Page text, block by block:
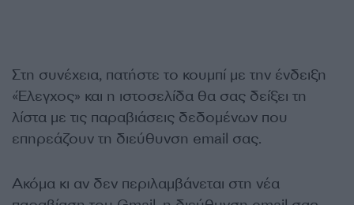
Στη συνέχεια, πατήστε το κουμπί με την ένδειξη
«Έλεγχος» και η ιστοσελίδα θα σας δείξει τη
λίστα με τις παραβιάσεις δεδομένων που
επηρεάζουν τη διεύθυνση email σας.
Ακόμα κι αν δεν περιλαμβάνεται στη νέα